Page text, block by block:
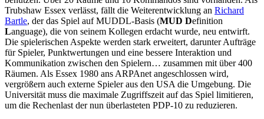
Trubshaw Essex verlässt, fällt die Weiterentwicklung an Richard
Bartle, der das Spiel auf MUDDL-Basis (MUD Definition
Language), die von seinem Kollegen erdacht wurde, neu entwirft.
Die spielerischen Aspekte werden stark erweitert, darunter Aufträge
für Spieler, Punktwertungen und eine bessere Interaktion und
Kommunikation zwischen den Spielern… zusammen mit über 400
Räumen. Als Essex 1980 ans ARPAnet angeschlossen wird,
vergrößern auch externe Spieler aus den USA die Umgebung. Die
Universität muss die maximale Zugriffszeit auf das Spiel limitieren,
um die Rechenlast der nun überlasteten PDP-10 zu reduzieren.